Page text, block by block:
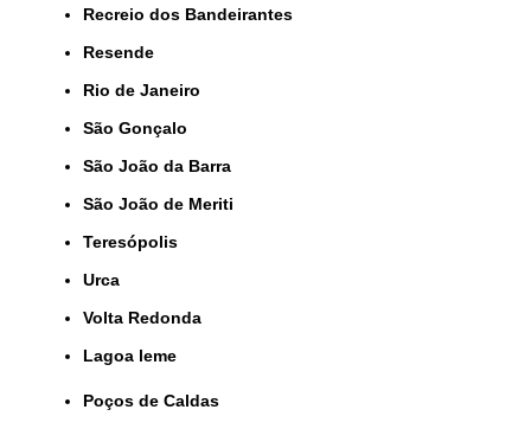
Recreio dos Bandeirantes
Resende
Rio de Janeiro
São Gonçalo
São João da Barra
São João de Meriti
Teresópolis
Urca
Volta Redonda
lagoa leme
Poços de Caldas